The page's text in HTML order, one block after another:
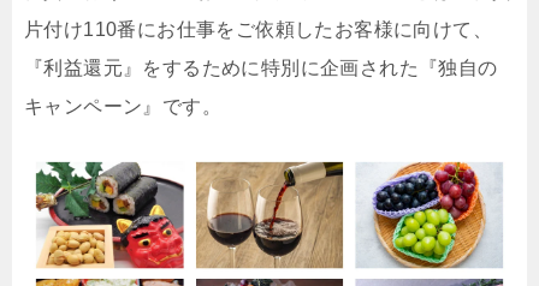
片付け110番にお仕事をご依頼したお客様に向けて、
『利益還元』をするために特別に企画された『独自の
キャンペーン』です。